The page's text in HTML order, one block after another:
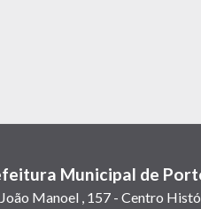
Municipal de
João Manoel , 157 - Centro